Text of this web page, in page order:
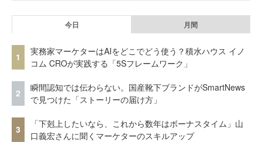
今日 月間
1
実務家マーケターはAIをどこでどう使う？積水ハウス イノ
コム CROが実践する「5Sフレームワーク」
2
瞬間認知では伝わらない。国産靴下ブランドがSmartNews
で見つけた「ストーリーの届け方」
3
「下剋上したいなら、これから数年はボーナスタイム」山
口義宏さんに聞くマーケターのスキルアップ